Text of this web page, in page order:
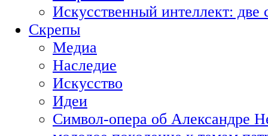
Искусственный интеллект:
Скрепы
Медиа
Наследие
Искусство
Идеи
Символ-опера об Александре